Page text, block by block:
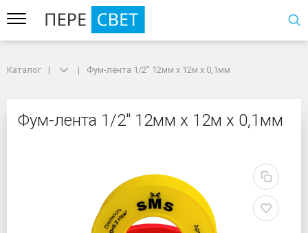
Фум-лента 1/2" 12мм х 12м х 0,1мм
Каталог Фум-лента 1/2" 12мм х 12м х 0,1мм
Фум-лента 1/2" 12мм х 12м х 0,1мм